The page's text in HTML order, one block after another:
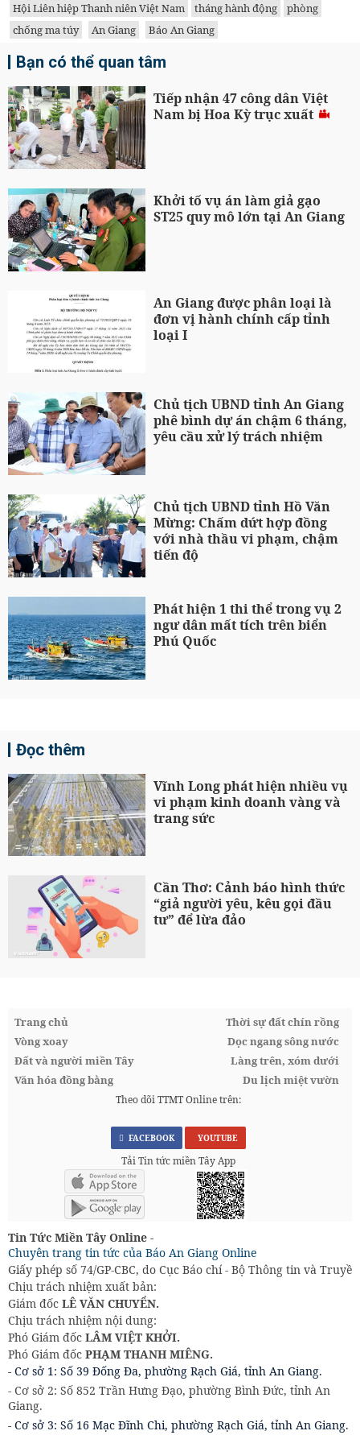
Hội Liên hiệp Thanh niên Việt Nam
tháng hành động
phòng
chống ma túy
An Giang Báo An Giang
Bạn có thể quan tâm
Tiếp nhận 47 công dân Việt
Nam bị Hoa Kỳ trục xuất
Khởi tố vụ án làm giả gạo
ST25 quy mô lớn tại An Giang
An Giang được phân loại là
đơn vị hành chính cấp tỉnh
loại I
Chủ tịch UBND tỉnh An Giang
phê bình dự án chậm 6 tháng,
yêu cầu xử lý trách nhiệm
Chủ tịch UBND tỉnh Hồ Văn
Mừng: Chấm dứt hợp đồng
với nhà thầu vi phạm, chậm
tiến độ
Phát hiện 1 thi thể trong vụ 2
ngư dân mất tích trên biển
Phú Quốc
Đọc thêm
Vĩnh Long phát hiện nhiều vụ
vi phạm kinh doanh vàng và
trang sức
Cần Thơ: Cảnh báo hình thức
“giả người yêu, kêu gọi đầu
tư” để lừa đảo
Trang chủ
Thời sự đất chín rồng
Vòng xoay
Dọc ngang sông nước
Đất và người miền Tây
Làng trên, xóm dưới
Văn hóa đồng bằng
Du lịch miệt vườn
Theo dõi TTMT Online trên:
FACEBOOK YOUTUBE
Tải Tin tức miền Tây App
Tin Tức Miền Tây Online -
Chuyên trang tin tức của Báo An Giang Online
Giấy phép số 74/GP-CBC, do Cục Báo chí - Bộ Thông tin và
Chịu trách nhiệm xuất bản:
Giám đốc LÊ VĂN CHUYỂN.
Chịu trách nhiệm nội dung:
Phó Giám đốc LÂM VIỆT KHỞI.
Phó Giám đốc PHẠM THANH MIÊNG.
- Cơ sở 1: Số 39 Đống Đa, phường Rạch Giá, tỉnh An Giang.
- Cơ sở 2: Số 852 Trần Hưng Đạo, phường Bình Đức, tỉnh An
Giang.
- Cơ sở 3: Số 16 Mạc Đĩnh Chi, phường Rạch Giá, tỉnh An Giang.